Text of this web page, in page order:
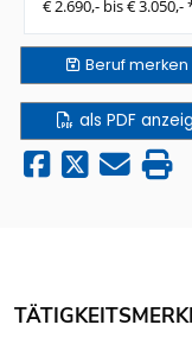
€ 2.690,- bis € 3.050,-
Berufmerken
als PDF